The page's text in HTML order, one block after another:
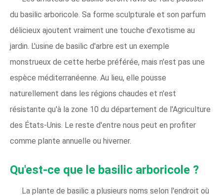
du basilic arboricole. Sa forme sculpturale et son parfum
délicieux ajoutent vraiment une touche d'exotisme au
jardin. L'usine de basilic d'arbre est un exemple
monstrueux de cette herbe préférée, mais n'est pas une
espèce méditerranéenne. Au lieu, elle pousse
naturellement dans les régions chaudes et n'est
résistante qu'à la zone 10 du département de l'Agriculture
des États-Unis. Le reste d'entre nous peut en profiter
comme plante annuelle ou hiverner.
Qu'est-ce que le basilic arboricole ?
La plante de basilic a plusieurs noms selon l'endroit où